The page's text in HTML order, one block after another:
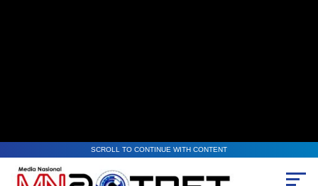
SCROLL TO CONTINUE WITH CONTENT